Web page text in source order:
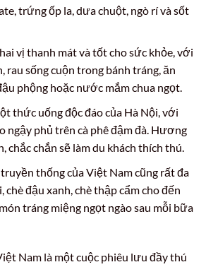
trứng ốp la, dưa chuột, ngò rí và sốt
vị thanh mát và tốt cho sức khỏe, với
rau sống cuộn trong bánh tráng, ăn
phộng hoặc nước mắm chua ngọt.
thức uống độc đáo của Hà Nội, với
ngậy phủ trên cà phê đậm đà. Hương
chắc chắn sẽ làm du khách thích thú.
thống của Việt Nam cũng rất đa
đậu xanh, chè thập cẩm cho đến
tráng miệng ngọt ngào sau mỗi bữa
Nam là một cuộc phiêu lưu đầy thú